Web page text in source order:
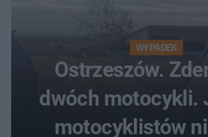
WYPADEK
Ostrzeszów.
dwóch motocykli.
motocyklistów